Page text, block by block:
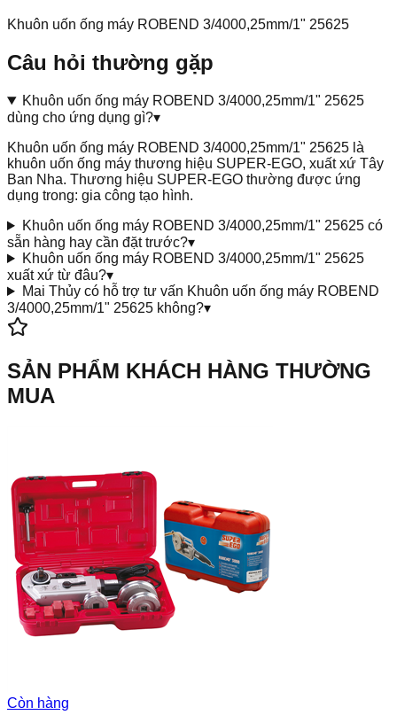
Khuôn uốn ống máy ROBEND 3/4000,25mm/1" 25625
Câu hỏi thường gặp
Khuôn uốn ống máy ROBEND 3/4000,25mm/1" 25625
dùng cho ứng dụng gì?▾
Khuôn uốn ống máy ROBEND 3/4000,25mm/1" 25625 là
khuôn uốn ống máy thương hiệu SUPER-EGO, xuất xứ Tây
Ban Nha. Thương hiệu SUPER-EGO thường được ứng
dụng trong: gia công tạo hình.
Khuôn uốn ống máy ROBEND 3/4000,25mm/1" 25625 có
sẵn hàng hay cần đặt trước?▾
Khuôn uốn ống máy ROBEND 3/4000,25mm/1" 25625
xuất xứ từ đâu?▾
Mai Thủy có hỗ trợ tư vấn Khuôn uốn ống máy ROBEND
3/4000,25mm/1" 25625 không?▾
SẢN PHẨM KHÁCH HÀNG THƯỜNG
MUA
Còn hàng